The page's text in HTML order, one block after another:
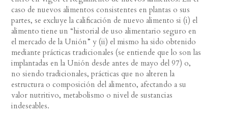
caso de nuevos alimentos consistentes en plantas o sus
partes, se excluye la calificación de nuevo alimento si (i) el
alimento tiene un “historial de uso alimentario seguro en
el mercado de la Unión” y (ii) el mismo ha sido obtenido
mediante prácticas tradicionales (se entiende que lo son las
implantadas en la Unión desde antes de mayo del 97) o,
no siendo tradicionales, prácticas que no alteren la
estructura o composición del alimento, afectando a su
valor nutritivo, metabolismo o nivel de sustancias
indeseables.